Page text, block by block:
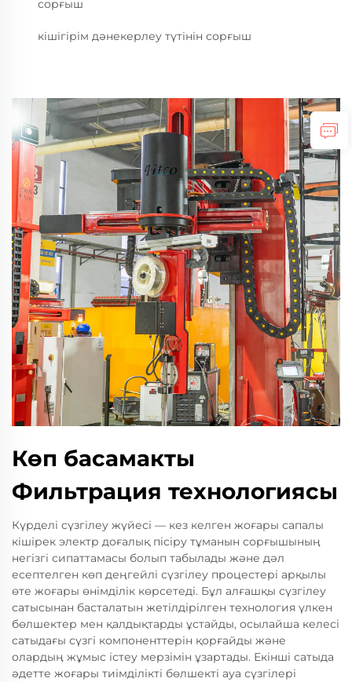
сорғыш
кішігірім дәнекерлеу түтінін сорғыш
Көп басамакты
Фильтрация технологиясы
Күрделі сүзгілеу жүйесі — кез келген жоғары сапалы
кішірек электр доғалық пісіру тұманын сорғышының
негізгі сипаттамасы болып табылады және дәл
есептелген көп деңгейлі сүзгілеу процестері арқылы
өте жоғары өнімділік көрсетеді. Бұл алғашқы сүзгілеу
сатысынан басталатын жетілдірілген технология үлкен
бөлшектер мен қалдықтарды ұстайды, осылайша келесі
сатыдағы сүзгі компоненттерін қорғайды және
олардың жұмыс істеу мерзімін ұзартады. Екінші сатыда
әдетте жоғары тиімділікті бөлшекті ауа сүзгілері